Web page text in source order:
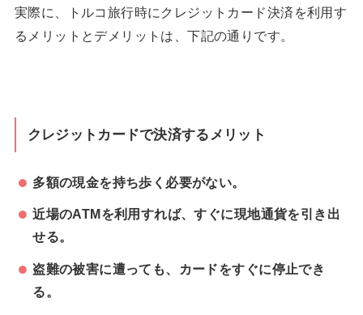
実際に、トルコ旅行時にクレジットカード決済を利用す
るメリットとデメリットは、下記の通りです。
クレジットカードで決済するメリット
多額の現金を持ち歩く必要がない。
近場のATMを利用すれば、すぐに現地通貨を引き出
せる。
盗難の被害に遭っても、カードをすぐに停止でき
る。